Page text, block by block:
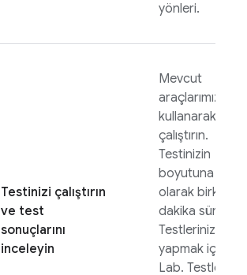
yönleri.
Testinizi çalıştırın
ve test
sonuçlarını
inceleyin
Mevcut
araçlarımızı
kullanarak
çalıştırın.
Testinizin
boyutuna bağlı
olarak birkaç
dakika sürebilir.
Testlerinizi
yapmak için
Lab. Testleriniz